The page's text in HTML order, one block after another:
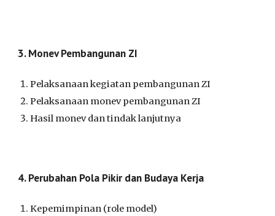
3.Monev Pembangunan ZI
Pelaksanaan kegiatan pembangunan ZI
Pelaksanaan monev pembangunan ZI
Hasil monev dan tindak lanjutnya
4.Perubahan Pola Pikir dan Budaya Kerja
Kepemimpinan (role model)